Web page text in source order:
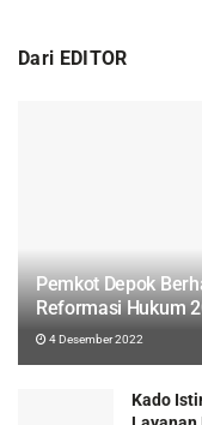
Dari EDITOR
Pemkot Depok
Reformasi Hukum
4 Desember 2022
Kado